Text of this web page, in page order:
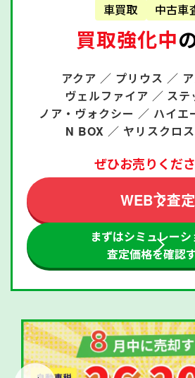
車買取 中古車
買取強化中
アクア ／ プリウス ／
ヴェルファイア ／ ステ
ノア・ヴォクシー ／ ハイエ
N BOX ／ ヤリスクロ
ぜひお売りくだ
WEBで査
まずはシミュレーシ
査定価格を確認